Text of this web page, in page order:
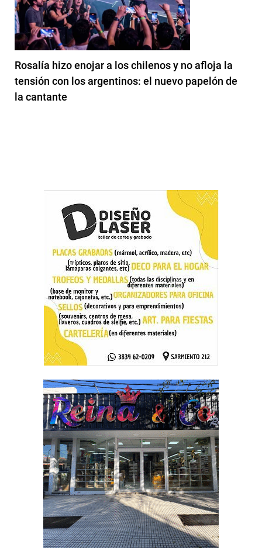
Rosalía hizo enojar a los chilenos y no afloja la
tensión con los argentinos: el nuevo papelón de
la cantante